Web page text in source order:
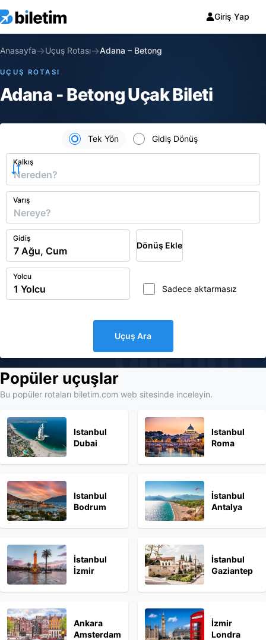
Giriş Yap
biletim
Anasayfa→Uçuş Rotası→Adana – Betong
UÇUŞ ROTASI
Adana - Betong Uçak Bileti
Tek Yön Gidiş Dönüş
Kalkış
Varış
Gidiş
Dönüş Ekle
Yolcu
Sadece aktarmasız
Uçuş Ara
Popüler uçuşlar
Bu popüler rotaları biletim.com web sitesinde inceleyin.
Istanbul
Dubai
Istanbul
Roma
Istanbul
Bodrum
İstanbul
Antalya
İstanbul
İzmir
İstanbul
Gaziantep
Ankara
Amsterdam
İzmir
Londra